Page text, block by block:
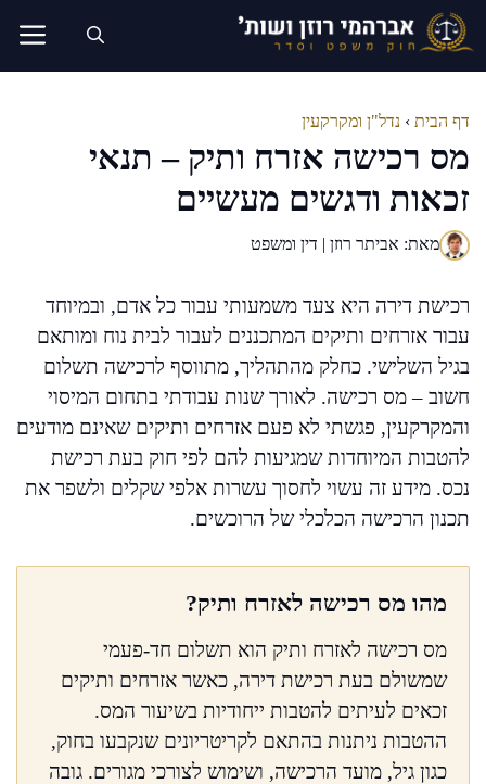
לדלג
לתוכן
דף הבית › נדל"ן ומקרקעין
מס רכישה אזרח ותיק – תנאי
זכאות ודגשים מעשיים
מאת: אביתר רוזן | דין ומשפט
רכישת דירה היא צעד משמעותי עבור כל אדם, ובמיוחד
עבור אזרחים ותיקים המתכננים לעבור לבית נוח ומותאם
בגיל השלישי. כחלק מהתהליך, מתווסף לרכישה תשלום
חשוב – מס רכישה. לאורך שנות עבודתי בתחום המיסוי
והמקרקעין, פגשתי לא פעם אזרחים ותיקים שאינם מודעים
להטבות המיוחדות שמגיעות להם לפי חוק בעת רכישת
נכס. מידע זה עשוי לחסוך עשרות אלפי שקלים ולשפר את
תכנון הרכישה הכלכלי של הרוכשים.
מהו מס רכישה לאזרח ותיק?
מס רכישה לאזרח ותיק הוא תשלום חד-פעמי
שמשולם בעת רכישת דירה, כאשר אזרחים ותיקים
זכאים לעיתים להטבות ייחודיות בשיעור המס.
ההטבות ניתנות בהתאם לקריטריונים שנקבעו בחוק,
כגון גיל, מועד הרכישה, ושימוש לצורכי מגורים. גובה